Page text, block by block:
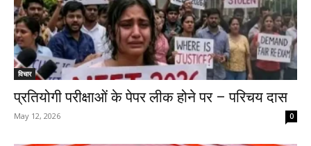
विचार
प्रतियोगी परीक्षाओं के पेपर लीक होने पर – परिचय दास
May 12, 2026 0